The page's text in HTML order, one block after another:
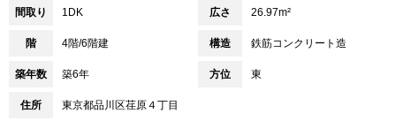
間取り 1DK 広さ 26.97m²
階 4階/6階建 構造 鉄筋コンクリート造
築年数 築6年 方位 東
住所 東京都品川区荏原４丁目